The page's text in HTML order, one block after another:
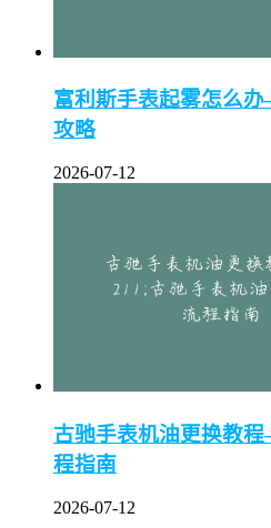
富利斯手表起雾怎么办
攻略
2026-07-12
古驰手表机油更换教
程指南
2026-07-12